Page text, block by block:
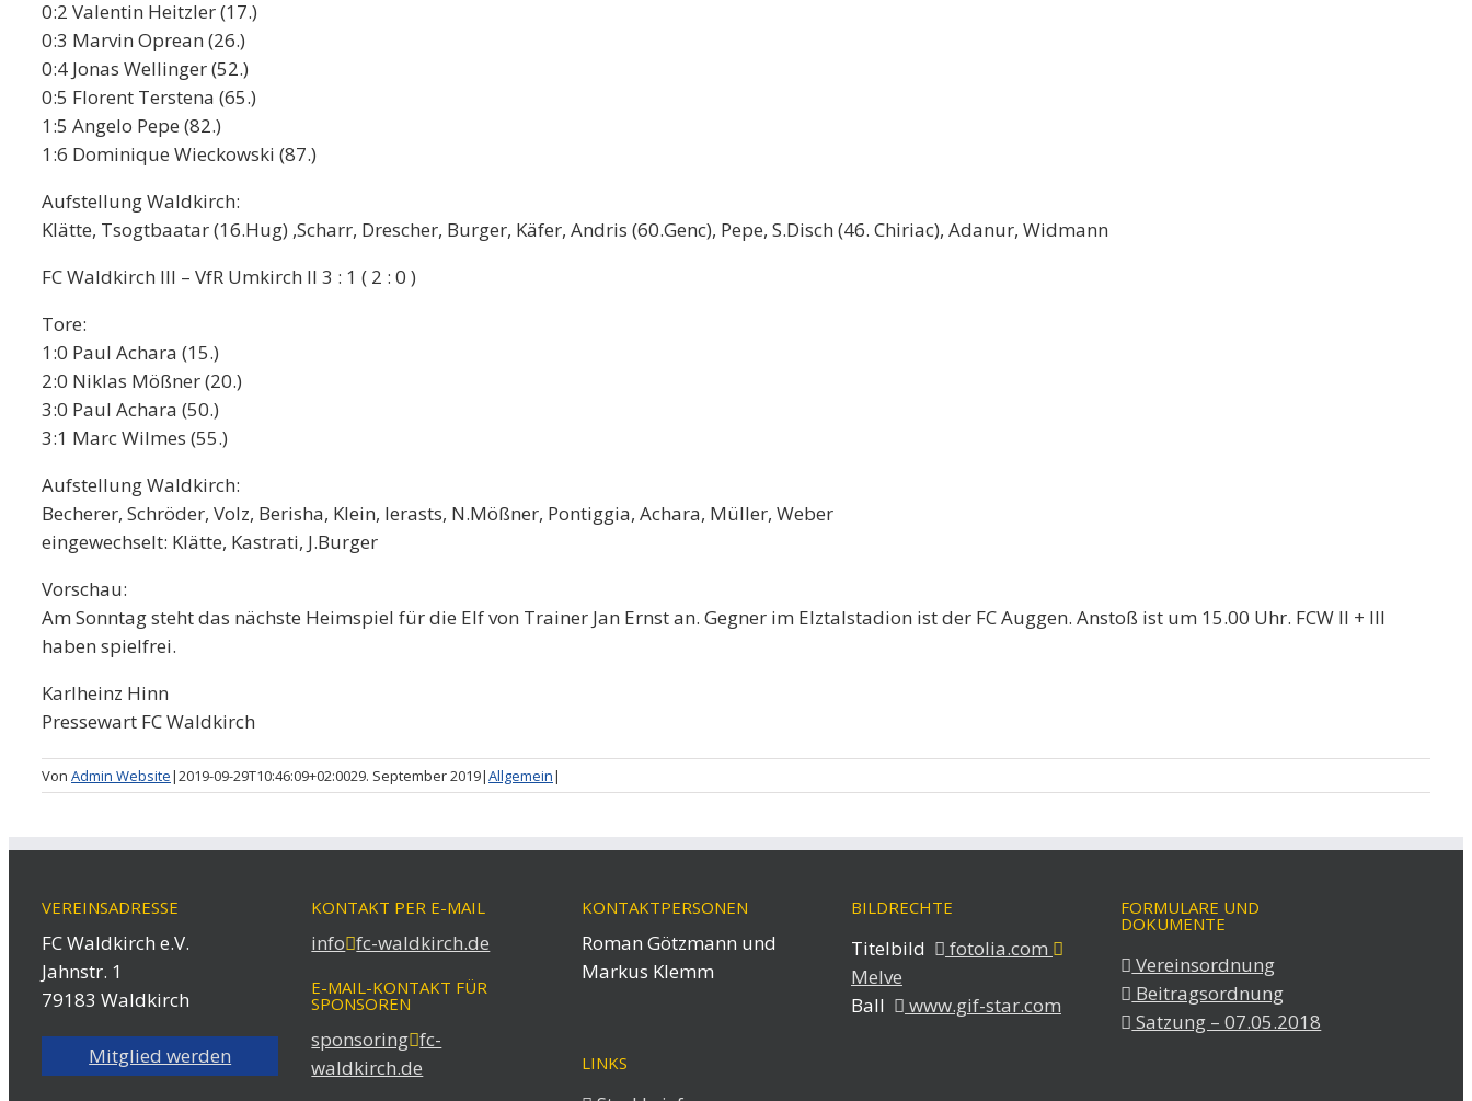
0:2 Valentin Heitzler (17.)
0:3 Marvin Oprean (26.)
0:4 Jonas Wellinger (52.)
0:5 Florent Terstena (65.)
1:5 Angelo Pepe (82.)
1:6 Dominique Wieckowski (87.)
Aufstellung Waldkirch:
Klätte, Tsogtbaatar (16.Hug) ,Scharr, Drescher, Burger, Käfer, Andris (60.Genc), Pepe, S.Disch (46. Chiriac), Adanur, Widmann
FC Waldkirch III – VfR Umkirch II 3 : 1 ( 2 : 0 )
Tore:
1:0 Paul Achara (15.)
2:0 Niklas Mößner (20.)
3:0 Paul Achara (50.)
3:1 Marc Wilmes (55.)
Aufstellung Waldkirch:
Becherer, Schröder, Volz, Berisha, Klein, Ierasts, N.Mößner, Pontiggia, Achara, Müller, Weber
eingewechselt: Klätte, Kastrati, J.Burger
Vorschau:
Am Sonntag steht das nächste Heimspiel für die Elf von Trainer Jan Ernst an. Gegner im Elztalstadion ist der FC Auggen. Anstoß ist um 15.00 Uhr. FCW II + III
haben spielfrei.
Karlheinz Hinn
Pressewart FC Waldkirch
Von Admin Website|2019-09-29T10:46:09+02:0029. September 2019|Allgemein|
VEREINSADRESSE
FC Waldkirch e.V.
Jahnstr. 1
79183 Waldkirch
Mitglied werden
KONTAKT PER E-MAIL
info fc-waldkirch.de
E-MAIL-KONTAKT FÜR
SPONSOREN
sponsoring fc-
waldkirch.de
KONTAKTPERSONEN
Roman Götzmann und
Markus Klemm
BILDRECHTE
Titelbild
fotolia.com
Melve
Ball
www.gif-star.com
FORMULARE UND
DOKUMENTE
Vereinsordnung
Beitragsordnung
Satzung – 07.05.2018
LINKS